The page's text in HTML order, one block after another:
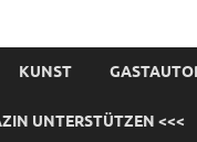
KUNST
UNTERSTÜTZEN <<<